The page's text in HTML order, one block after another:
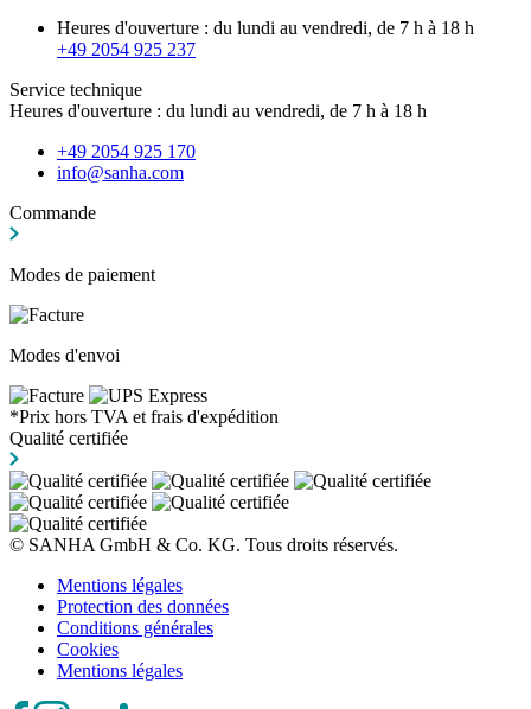
Heures d'ouverture : du lundi au vendredi, de 7 h à 18 h
+49 2054 925 237
Service technique
Heures d'ouverture : du lundi au vendredi, de 7 h à 18 h
+49 2054 925 170
info@sanha.com
Commande
Modes de paiement
Modes d'envoi
*Prix hors TVA et frais d'expédition
Qualité certifiée
© SANHA GmbH & Co. KG. Tous droits réservés.
Mentions légales
Protection des données
Conditions générales
Cookies
Mentions légales